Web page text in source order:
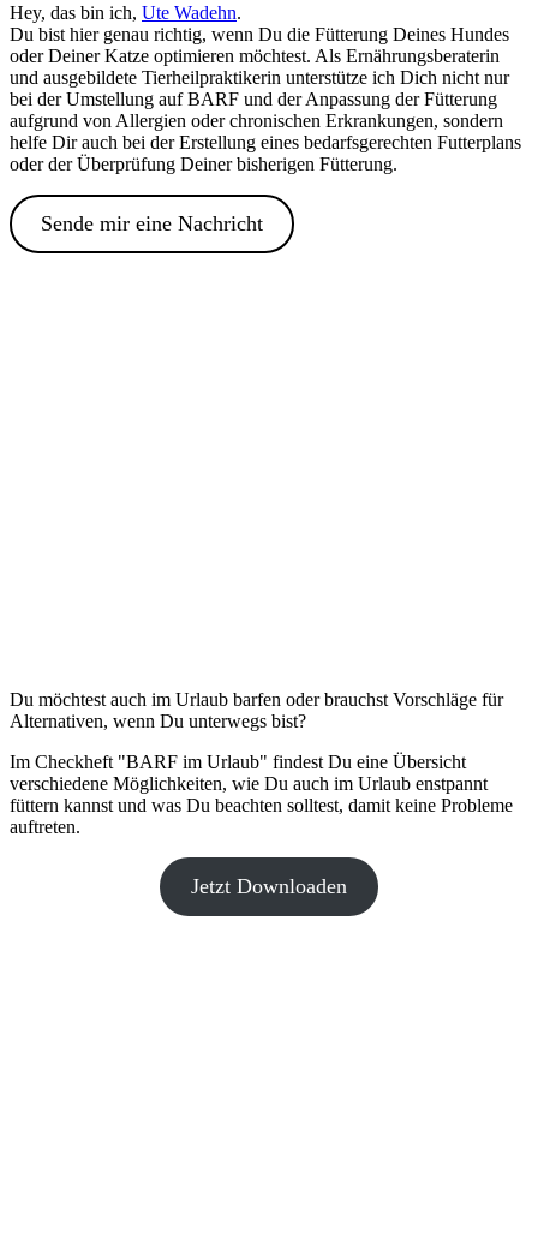
Hey, das bin ich, Ute Wadehn.
Du bist hier genau richtig, wenn Du die Fütterung Deines Hundes
oder Deiner Katze optimieren möchtest. Als Ernährungsberaterin
und ausgebildete Tierheilpraktikerin unterstütze ich Dich nicht nur
bei der Umstellung auf BARF und der Anpassung der Fütterung
aufgrund von Allergien oder chronischen Erkrankungen, sondern
helfe Dir auch bei der Erstellung eines bedarfsgerechten Futterplans
oder der Überprüfung Deiner bisherigen Fütterung.
Sende mir eine Nachricht
Du möchtest auch im Urlaub barfen oder brauchst Vorschläge für
Alternativen, wenn Du unterwegs bist?
Im Checkheft "BARF im Urlaub" findest Du eine Übersicht
verschiedene Möglichkeiten, wie Du auch im Urlaub enstpannt
füttern kannst und was Du beachten solltest, damit keine Probleme
auftreten.
Jetzt Downloaden